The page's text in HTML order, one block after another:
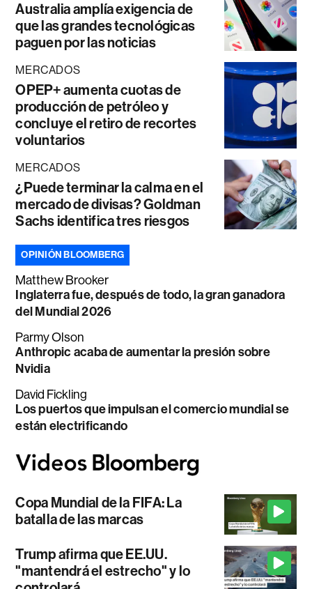
Australia amplía exigencia de
que las grandes tecnológicas
paguen por las noticias
MERCADOS
OPEP+ aumenta cuotas de
producción de petróleo y
concluye el retiro de recortes
voluntarios
MERCADOS
¿Puede terminar la calma en el
mercado de divisas? Goldman
Sachs identifica tres riesgos
OPINIÓN BLOOMBERG
Matthew Brooker
Inglaterra fue, después de todo, la gran ganadora
del Mundial 2026
Parmy Olson
Anthropic acaba de aumentar la presión sobre
Nvidia
David Fickling
Los puertos que impulsan el comercio mundial se
están electrificando
Copa Mundial de la FIFA: La
batalla de las marcas
Trump afirma que EE.UU.
"mantendrá el estrecho" y lo